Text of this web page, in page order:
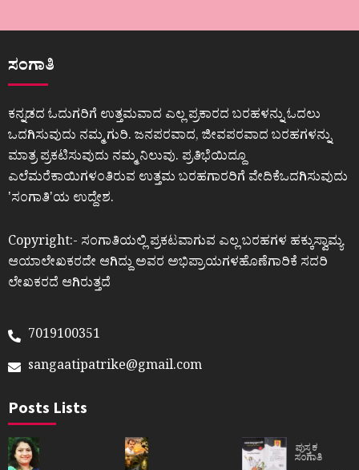
ಸಂಗಾತಿ
ಕನ್ನಡದ ಓದುಗರಿಗೆ ಉತ್ತಮವಾದ ಎಲ್ಲ ಪ್ರಕಾರದ ಬರಹಳನ್ನು ಓದಲು
ಒದಗಿಸುವುದು ನಮ್ಮ ಗುರಿ. ಜನಪರವಾದ, ಜೀವಪರವಾದ ಬರಹಗಳನ್ನು
ಮಾತ್ರ ಪ್ರಕಟಿಸುವುದು ನಮ್ಮ ನಿಲುವು. ಪ್ರತಿಭೆಯಿದ್ದೂ
ಎಲೆಮರೆಕಾಯಿಗಳಂತಿರುವ ಉತ್ತಮ ಬರಹಗಾರರಿಗೆ ವೇದಿಕೆಒದಗಿಸುವುದು
ʼಸಂಗಾತಿʼಯ ಉದ್ದೇಶ.
Copyright:- ಸಂಗಾತಿಯಲ್ಲಿ ಪ್ರಕಟವಾಗುವ ಎಲ್ಲ ಬರಹಗಳ ಹಕ್ಕುಸ್ವಾಮ್ಯ
ಆಯಾಲೇಖಕರದೇ ಆಗಿದ್ದು ಅವರ ಅಭಿಪ್ರಾಯಗಳಹೊಣೆಗಾರಿಕೆ ಸದರಿ
ಲೇಖಕರದೆ ಆಗಿರುತ್ತದೆ
7019100351
sangaatipatrike@gmail.com
Posts Lists
ಪುಸ್ತಕ
ಸಂಗಾತಿ